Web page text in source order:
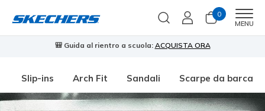
0
MENU
🎒 Guida al rientro a scuola: ACQUISTA ORA
Slip-ins Arch Fit Sandali Scarpe da barca